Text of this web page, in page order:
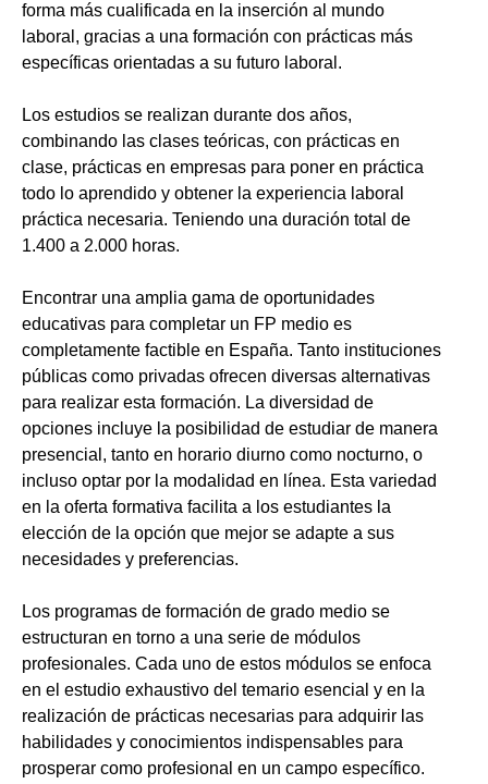
forma más cualificada en la inserción al mundo
laboral, gracias a una formación con prácticas más
específicas orientadas a su futuro laboral.
Los estudios se realizan durante dos años,
combinando las clases teóricas, con prácticas en
clase, prácticas en empresas para poner en práctica
todo lo aprendido y obtener la experiencia laboral
práctica necesaria. Teniendo una duración total de
1.400 a 2.000 horas.
Encontrar una amplia gama de oportunidades
educativas para completar un FP medio es
completamente factible en España. Tanto instituciones
públicas como privadas ofrecen diversas alternativas
para realizar esta formación. La diversidad de
opciones incluye la posibilidad de estudiar de manera
presencial, tanto en horario diurno como nocturno, o
incluso optar por la modalidad en línea. Esta variedad
en la oferta formativa facilita a los estudiantes la
elección de la opción que mejor se adapte a sus
necesidades y preferencias.
Los programas de formación de grado medio se
estructuran en torno a una serie de módulos
profesionales. Cada uno de estos módulos se enfoca
en el estudio exhaustivo del temario esencial y en la
realización de prácticas necesarias para adquirir las
habilidades y conocimientos indispensables para
prosperar como profesional en un campo específico.